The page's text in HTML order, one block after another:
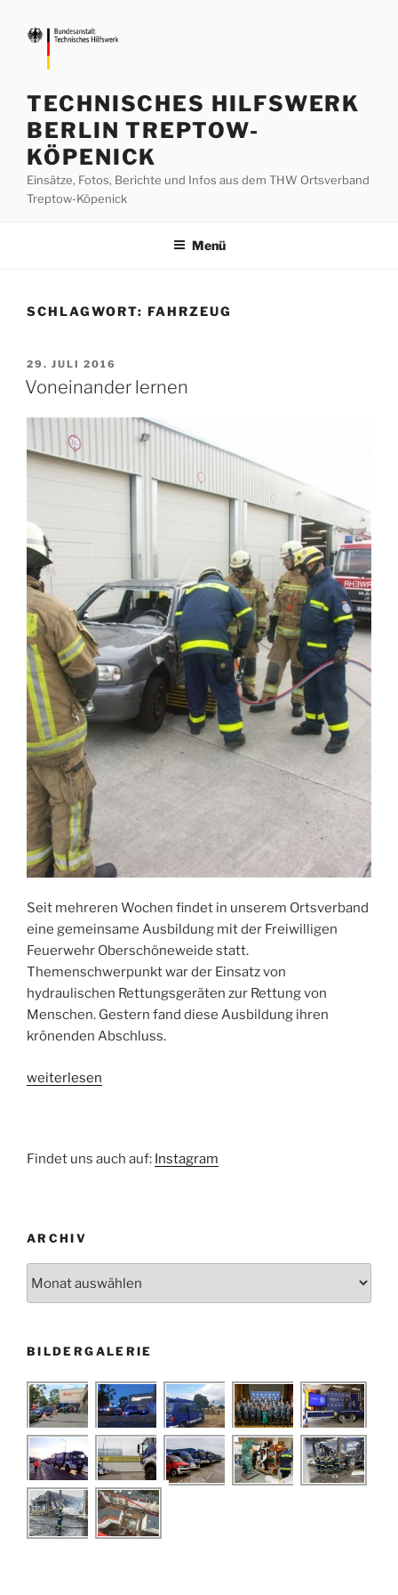
Inhalt
springen
TECHNISCHES HILFSWERK
BERLIN TREPTOW-
KÖPENICK
Einsätze, Fotos, Berichte und Infos aus dem THW Ortsverband
Treptow-Köpenick
Menü
SCHLAGWORT: FAHRZEUG
VERÖFFENTLICHT
AM
29. JULI 2016
Voneinander lernen
Seit mehreren Wochen findet in unserem Ortsverband
eine gemeinsame Ausbildung mit der Freiwilligen
Feuerwehr Oberschöneweide statt.
Themenschwerpunkt war der Einsatz von
hydraulischen Rettungsgeräten zur Rettung von
Menschen. Gestern fand diese Ausbildung ihren
krönenden Abschluss.
„Voneinander
weiterlesen
Findet uns auch auf: Instagram
ARCHIV
BILDERGALERIE